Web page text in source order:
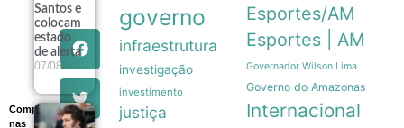
Compartilhe
nas
Santos e
colocam
estado
de alerta
07/08
Governo
governo
infraestrutura
investigação
investimento
justiça
Esportes/AM
Esportes | AM
Governador Wilson Lima
Governo do Amazonas
Internacional